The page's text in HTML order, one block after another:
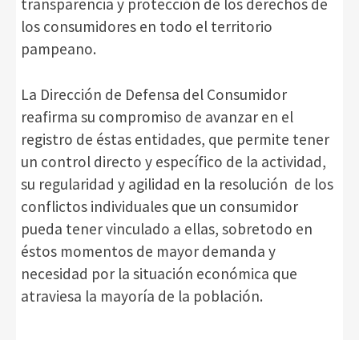
transparencia y protección de los derechos de
los consumidores en todo el territorio
pampeano.
La Dirección de Defensa del Consumidor
reafirma su compromiso de avanzar en el
registro de éstas entidades, que permite tener
un control directo y específico de la actividad,
su regularidad y agilidad en la resolución de los
conflictos individuales que un consumidor
pueda tener vinculado a ellas, sobretodo en
éstos momentos de mayor demanda y
necesidad por la situación económica que
atraviesa la mayoría de la población.